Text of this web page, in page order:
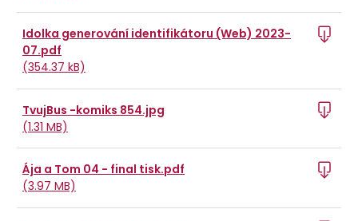
Idolka generování identifikátoru (Web) 2023-
07.pdf
(354.37 kB)
TvujBus -komiks 854.jpg
(1.31 MB)
Ája a Tom 04 - final tisk.pdf
(3.97 MB)